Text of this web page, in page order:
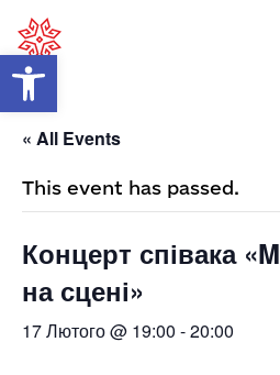
Відкрити Панель інструментів
« All Events
This event has passed.
Концерт співака
на сцені»
17 Лютого @ 19:00 -20:00